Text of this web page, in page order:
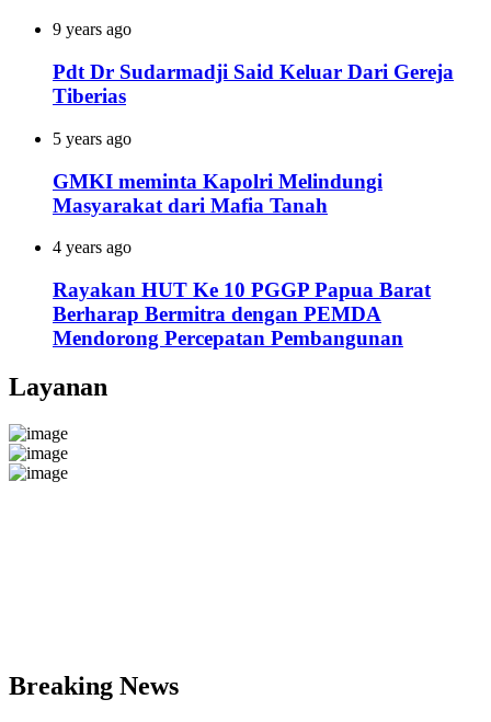
9 years ago
Pdt Dr Sudarmadji Said Keluar Dari Gereja
Tiberias
5 years ago
GMKI meminta Kapolri Melindungi
Masyarakat dari Mafia Tanah
4 years ago
Rayakan HUT Ke 10 PGGP Papua Barat
Berharap Bermitra dengan PEMDA
Mendorong Percepatan Pembangunan
Layanan
Breaking News